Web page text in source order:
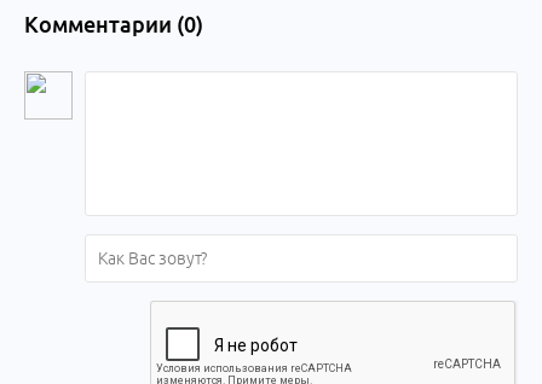
Комментарии (0)